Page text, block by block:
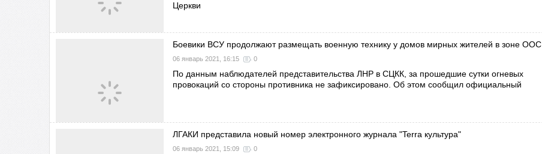
Церкви
Боевики ВСУ продолжают размещать военную технику у домов мирных жителей в зоне ООС
06 январь 2021, 16:15 0
По данным наблюдателей представительства ЛНР в СЦКК, за прошедшие сутки огневых
провокаций со стороны противника не зафиксировано. Об этом сообщил официальный
ЛГАКИ представила новый номер электронного журнала "Terra культура"
06 январь 2021, 15:09 0